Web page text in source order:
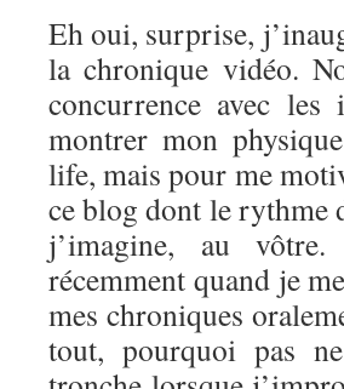
Eh oui, surprise,
la chronique vidéo.
concurrence avec
montrer mon
life, mais pour me
ce blog dont le rythme
j’imagine, au
récemment quand je
mes chroniques
tout, pourquoi pas